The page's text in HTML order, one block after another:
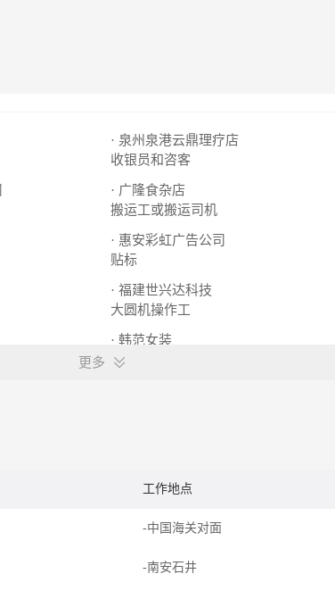
· 泉州泉港云鼎理疗店
收银员和咨客
· 广隆食杂店
搬运工或搬运司机
· 惠安彩虹广告公司
贴标
· 福建世兴达科技
大圆机操作工
· 韩范女装
女装导购员、店长
更多
工作地点
-中国海关对面
-南安石井